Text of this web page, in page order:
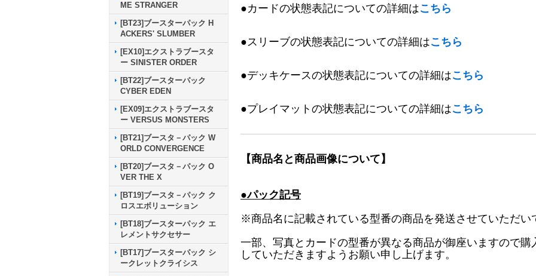
ME STRANGER
[BT23]ブースターパック H
ACKERS' SLUMBER
[EX10]エクストラブースタ
ー SINISTER ORDER
[BT22]ブースターパック
CYBER EDEN
[EX09]エクストラブースタ
ー VERSUS MONSTERS
[BT21]ブースタ－パック W
ORLD CONVERGENCE
[BT20]ブースタ－パック O
VER THE X
[BT19]ブースタ－パック ク
ロスエボリューション
[BT18]ブースターパック エ
レメントサクセサー
[BT17]ブースターパック シ
ークレットクライシス
●カードの状態表記についての詳細はこちら
●スリーブの状態表記についての詳細はこちら
●デッキケースの状態表記についての詳細はこちら
●プレイマットの状態表記についての詳細はこちら
【商品名と商品画像について】
●パック記号
※商品名に記載されている型番の商品を発送させていただい
一部、写真とカードの型番が異なる商品が御座いますので
していただきますようお願い申し上げます。